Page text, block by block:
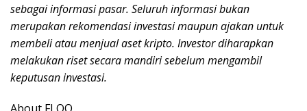
sebagai informasi pasar. Seluruh informasi bukan
merupakan rekomendasi investasi maupun ajakan untuk
membeli atau menjual aset kripto. Investor diharapkan
melakukan riset secara mandiri sebelum mengambil
keputusan investasi.